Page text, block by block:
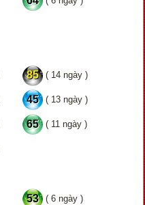
85 ( 14 ngày )
45 ( 13 ngày )
65 ( 11 ngày )
53 ( 6 ngày )